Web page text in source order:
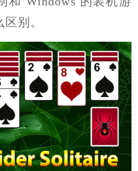
别。